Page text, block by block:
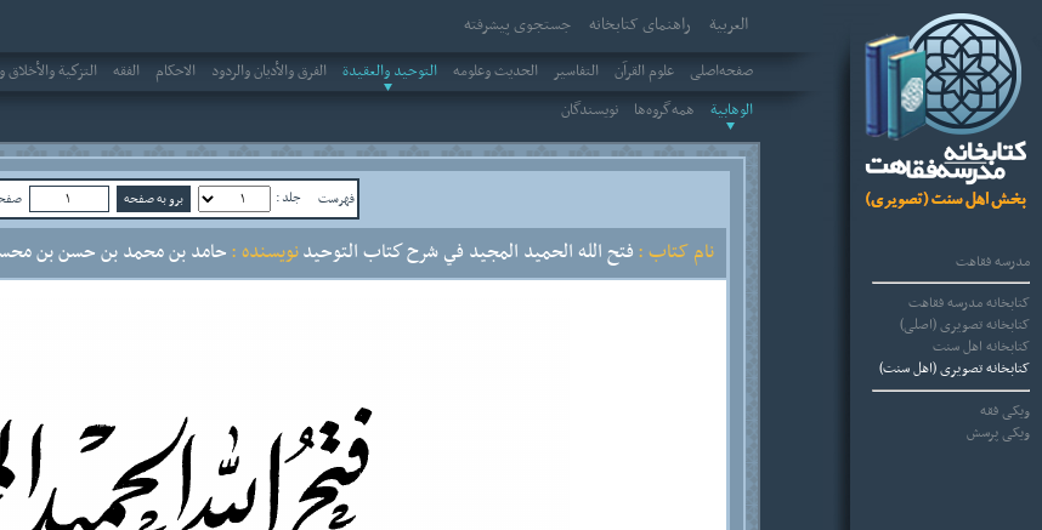
مدرسه فقاهت
کتابخانه مدرسه فقاهت
کتابخانه تصویری (اصلی)
کتابخانه اهل سنت
کتابخانه تصویری (اهل سنت)
ویکی فقه
ویکی پرسش
العربیة راهنمای کتابخانه
جستجوی پیشرفته
صفحه‌اصلی علوم القرآن التفاسير الحديث وعلومه التوحيد والعقيدة الفرق والأديان والردود الاحکام الفقه التزكية والأخلاق
الوهابية
همه‌گروه‌ها نویسندگان
فهرست جلد :
نام کتاب :فتح الله الحميد المجيد في شرح كتاب التوحيدنویسنده :حامد بن محمد بن حسن بن